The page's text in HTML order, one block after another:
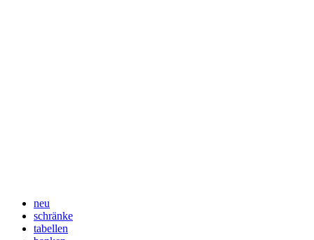
neu
schränke
tabellen